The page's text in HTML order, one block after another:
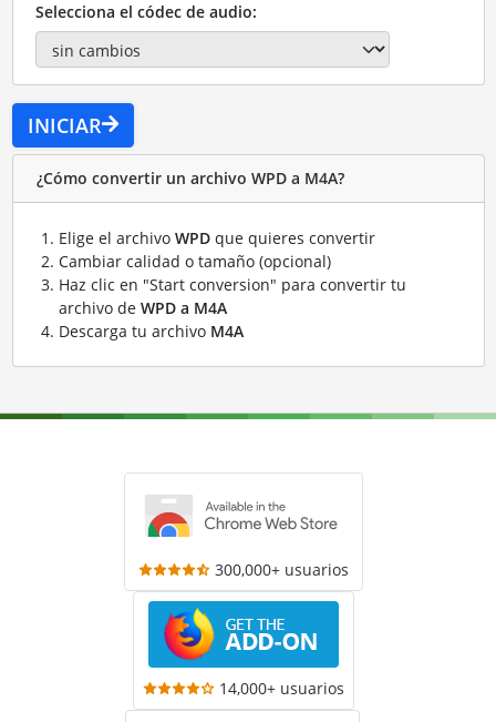
Selecciona el códec de audio:
INICIAR
¿Cómo convertir un archivo WPD a M4A?
Elige el archivo WPDque quieres convertir
Cambiar calidad o tamaño (opcional)
Haz clic en "Start conversion" para convertir tu
archivo de WPD a M4A
Descarga tu archivo M4A
300,000+ usuarios
14,000+ usuarios